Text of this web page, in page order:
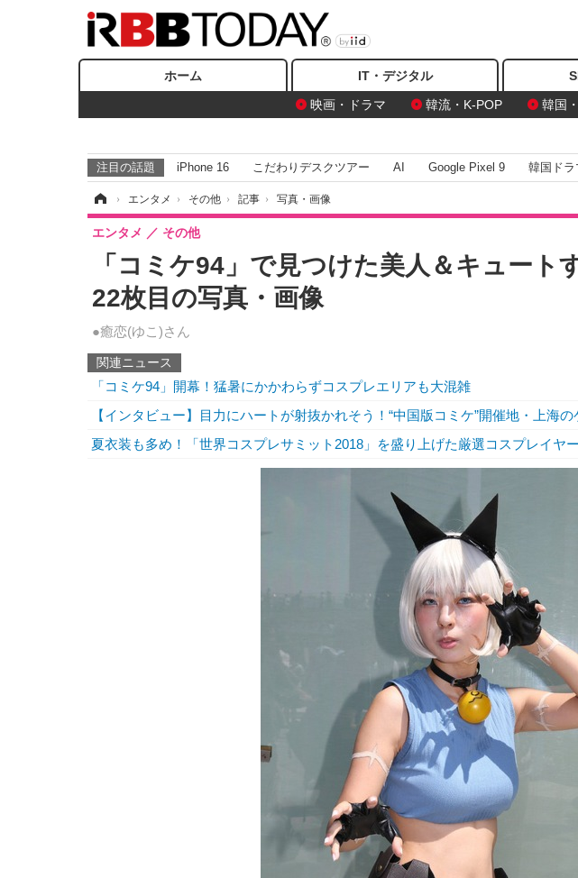
ホーム IT・デジタル
映画・ドラマ
韓流・K-POP 韓国
注目の話題 iPhone 16 こだわりデスクツアー AI Google Pixel 9 韓国ドラ
› エンタメ › その他 › 記事 › 写真・画像
「コミケ94」で見つけた美人＆キュート
22枚目の写真・画像
●癒恋(ゆこ)さん
エンタメ その他
関連ニュース
「コミケ94」開幕！猛暑にかかわらずコスプレエリアも大混雑
【インタビュー】目力にハートが射抜かれそう！“中国版コミケ”開催地・上海
夏衣装も多め！「世界コスプレサミット2018」を盛り上げた厳選コスプレイヤ